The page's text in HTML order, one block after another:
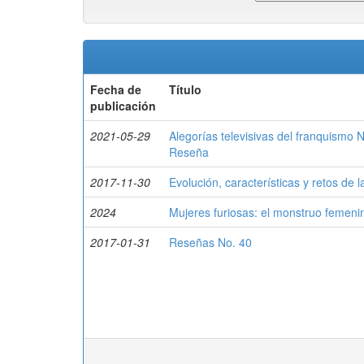
Fecha de
publicación
Título
2021-05-29
Alegorías televisivas del franquismo
Reseña
2017-11-30 Evolución, características y retos de
2024
Mujeres furiosas: el monstruo
2017-01-31
Reseñas No. 40